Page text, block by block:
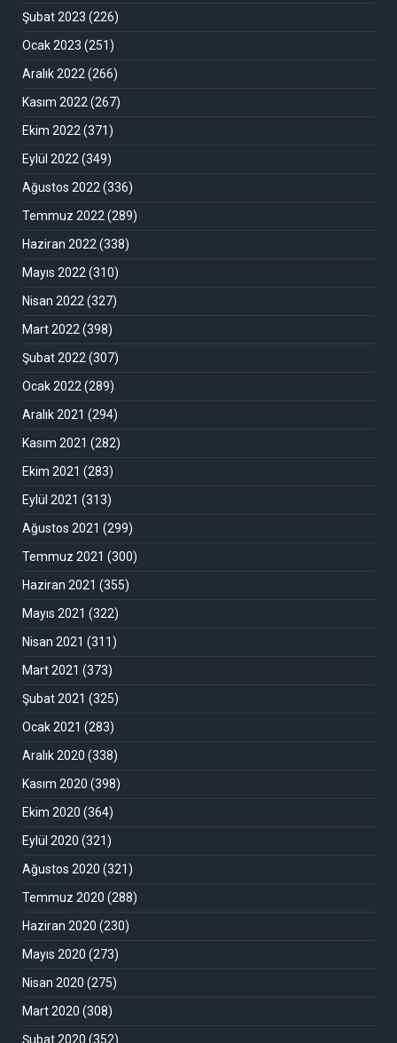
Şubat 2023 (226)
Ocak 2023 (251)
Aralık 2022 (266)
Kasım 2022 (267)
Ekim 2022 (371)
Eylül 2022 (349)
Ağustos 2022 (336)
Temmuz 2022 (289)
Haziran 2022 (338)
Mayıs 2022 (310)
Nisan 2022 (327)
Mart 2022 (398)
Şubat 2022 (307)
Ocak 2022 (289)
Aralık 2021 (294)
Kasım 2021 (282)
Ekim 2021 (283)
Eylül 2021 (313)
Ağustos 2021 (299)
Temmuz 2021 (300)
Haziran 2021 (355)
Mayıs 2021 (322)
Nisan 2021 (311)
Mart 2021 (373)
Şubat 2021 (325)
Ocak 2021 (283)
Aralık 2020 (338)
Kasım 2020 (398)
Ekim 2020 (364)
Eylül 2020 (321)
Ağustos 2020 (321)
Temmuz 2020 (288)
Haziran 2020 (230)
Mayıs 2020 (273)
Nisan 2020 (275)
Mart 2020 (308)
Şubat 2020 (352)